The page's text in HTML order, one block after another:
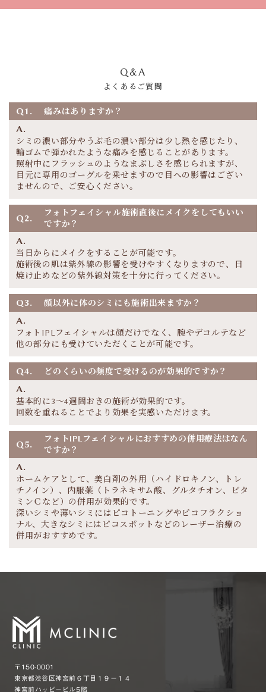
Q&A
よくあるご質問
Q1. 痛みはありますか？
A.
シミの濃い部分やうぶ毛の濃い部分は少し熱を感じたり、
輪ゴムで弾かれたような痛みを感じることがあります。
照射中にフラッシュのようなまぶしさを感じられますが、
目元に専用のゴーグルを乗せますので目への影響はござい
ませんので、ご安心ください。
Q2.
フォトフェイシャル施術直後にメイクをしてもいい
ですか？
A.
当日からにメイクをすることが可能です。
施術後の肌は紫外線の影響を受けやすくなりますので、日
焼け止めなどの紫外線対策を十分に行ってください。
Q3. 顔以外に体のシミにも施術出来ますか？
A.
フォトIPLフェイシャルは顔だけでなく、腕やデコルテなど
他の部分にも受けていただくことが可能です。
Q4. どのくらいの頻度で受けるのが効果的ですか？
A.
基本的に3〜4週間おきの施術が効果的です。
回数を重ねることでより効果を実感いただけます。
Q5.
フォトIPLフェイシャルにおすすめの併用療法はなん
ですか？
A.
ホームケアとして、美白剤の外用（ハイドロキノン、トレ
チノイン）、内服薬（トラネキサム酸、グルタチオン、ビタ
ミンＣなど）の併用が効果的です。
深いシミや薄いシミにはピコトーニングやピコフラクショ
ナル、大きなシミにはピコスポットなどのレーザー治療の
併用がおすすめです。
〒150-0001
東京都渋谷区神宮前６丁目１９−１４